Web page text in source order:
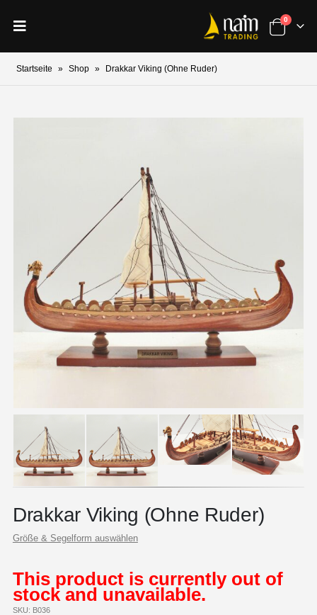
0
Startseite » Shop » Drakkar Viking (Ohne Ruder)
Drakkar Viking (Ohne Ruder)
Größe & Segelform auswählen
This product is currently out of
stock and unavailable.
SKU: B036